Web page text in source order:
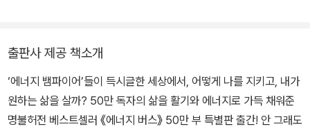
e’을 신념의 터전 위에 건축하려고 사투를 벌인다.
출판사 제공 책소개
‘에너지 뱀파이어’들이 득시글한 세상에서, 어떻게 나를 지키고, 내가
원하는 삶을 살까? 50만 독자의 삶을 활기와 에너지로 가득 채워준
명불허전 베스트셀러 《에너지 버스》 50만 부 특별판 출간! 안 그래도